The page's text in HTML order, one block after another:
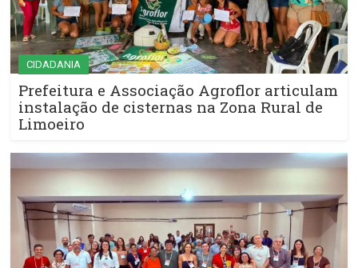
CIDADANIA
Prefeitura e Associação Agroflor articulam
instalação de cisternas na Zona Rural de
Limoeiro